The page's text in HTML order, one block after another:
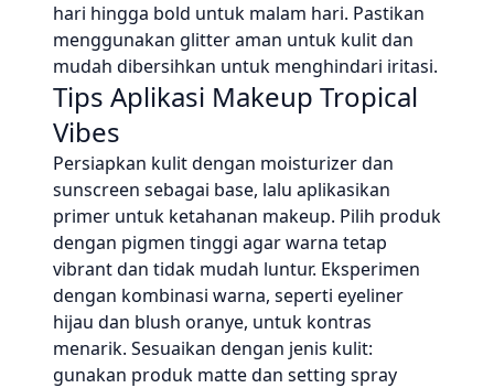
hari hingga bold untuk malam hari. Pastikan
menggunakan glitter aman untuk kulit dan
mudah dibersihkan untuk menghindari iritasi.
Tips Aplikasi Makeup Tropical
Vibes
Persiapkan kulit dengan moisturizer dan
sunscreen sebagai base, lalu aplikasikan
primer untuk ketahanan makeup. Pilih produk
dengan pigmen tinggi agar warna tetap
vibrant dan tidak mudah luntur. Eksperimen
dengan kombinasi warna, seperti eyeliner
hijau dan blush oranye, untuk kontras
menarik. Sesuaikan dengan jenis kulit:
gunakan produk matte dan setting spray